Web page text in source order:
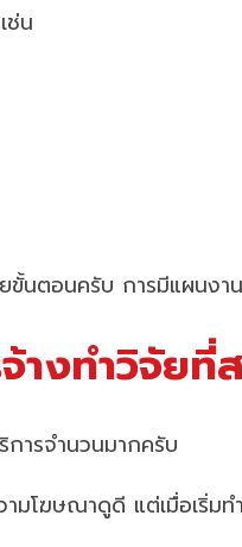
ช่น
ขั้นตอนครับ การมีแผนงา
างทำวิจัย
ารจำนวนมากครับ
ามโฆษณาดูดี แต่เมื่อเริ่